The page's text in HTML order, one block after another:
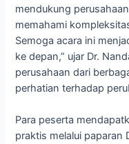
mendukung
memahami
Semoga acara ini
ke depan,” ujar Dr.
perusahaan dari
perhatian terhadap
Para peserta
praktis melalui paparan